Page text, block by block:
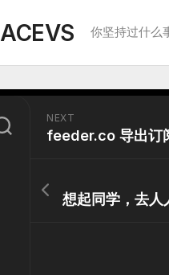
ACEVS 你坚持过什么
NEXT
feeder.co 导出订